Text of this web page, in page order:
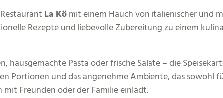
La Kömit einem Hauch von italienischer und
Rezepte und liebevolle Zubereitung zu einem
hausgemachte Pasta oder frische Salate – die
Portionen und das angenehme Ambiente, das sowohl
Freunden oder der Familie einlädt.